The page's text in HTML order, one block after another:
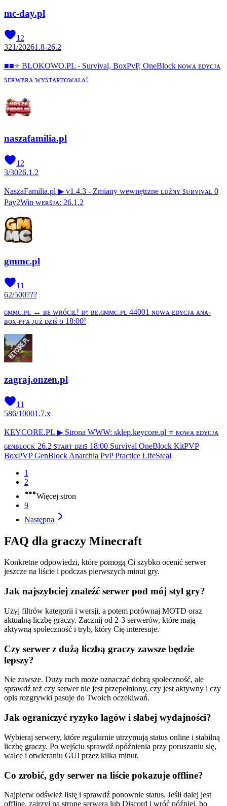
mc-day.pl
12
321/20261.8-26.2
■■⭐ BLOKOWO.PL - Survival, BoxPvP, OneBlock ɴᴏᴡᴀ ᴇᴅʏᴄᴊᴀ
ꜱᴇʀᴡᴇʀᴀ ᴡʏꜱᴛᴀʀᴛᴏᴡᴀʟᴀ!
naszafamilia.pl
12
3/3026.1.2
NaszaFamilia.pl ▶ v1.4.3 - Zmiany wewnętrzne ʟᴜźɴʏ ꜱᴜʀᴠɪᴠᴀʟ 0
Pay2Win ᴡᴇʀꜱᴊᴀ: 26.1.2
gmmc.pl
11
62/500???
ɢᴍᴍᴄ.ᴘʟ ↔ ʙᴇ ᴡʀóᴄɪʟ! ɪᴘ: ʙᴇ.ɢᴍᴍᴄ.ᴘʟ 44001 ɴᴏᴡᴀ ᴇᴅʏᴄᴊᴀ ᴀɴᴀ-
ʙᴏx-ғғᴀ ᴊᴜż ᴅᴢɪś ᴏ 18:00!
zagraj.onzen.pl
11
586/10001.7.x
KEYCORE.PL ▶ Strona WWW: sklep.keycore.pl ⭐ ɴᴏᴡᴀ ᴇᴅʏᴄᴊᴀ
ɢᴇɴʙʟᴏᴄᴋ 26.2 ꜱᴛᴀʀᴛ ᴅᴢɪꜱ 18:00 Survival OneBlock KitPVP
BoxPVP GenBlock Anarchia PvP Practice LifeSteal
1
2
Więcej stron
9
Następna
FAQ dla graczy Minecraft
Konkretne odpowiedzi, które pomogą Ci szybko ocenić serwer
jeszcze na liście i podczas pierwszych minut gry.
Jak najszybciej znaleźć serwer pod mój styl gry?
Użyj filtrów kategorii i wersji, a potem porównaj MOTD oraz
aktualną liczbę graczy. Zacznij od 2-3 serwerów, które mają
aktywną społeczność i tryb, który Cię interesuje.
Czy serwer z dużą liczbą graczy zawsze będzie
lepszy?
Nie zawsze. Duży ruch może oznaczać dobrą społeczność, ale
sprawdź też czy serwer nie jest przepełniony, czy jest aktywny i czy
opis rozgrywki pasuje do Twoich oczekiwań.
Jak ograniczyć ryzyko lagów i słabej wydajności?
Wybieraj serwery, które regularnie utrzymują status online i stabilną
liczbę graczy. Po wejściu sprawdź opóźnienia przy poruszaniu się,
walce i otwieraniu GUI przez kilka minut.
Co zrobić, gdy serwer na liście pokazuje offline?
Najpierw odśwież listę i sprawdź ponownie status. Jeśli dalej jest
offline, zajrzyj na stronę serwera lub Discord i wróć później, bo